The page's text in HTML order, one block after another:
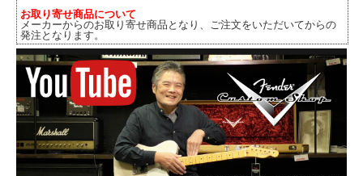
お取り寄せ商品について
メーカーからのお取り寄せ商品となり、ご注文をいただいてからの
発注となります。